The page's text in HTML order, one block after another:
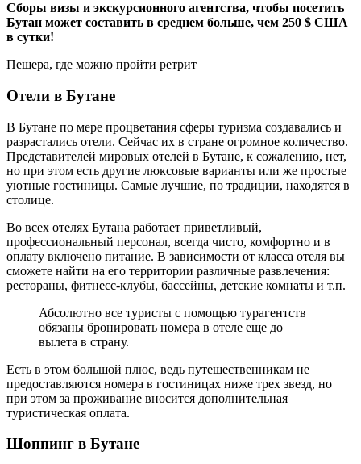
Сборы визы и экскурсионного агентства, чтобы посетить
Бутан может составить в среднем больше, чем 250 $ США
в сутки!
Пещера, где можно пройти ретрит
Отели в Бутане
В Бутане по мере процветания сферы туризма создавались и
разрастались отели. Сейчас их в стране огромное количество.
Представителей мировых отелей в Бутане, к сожалению, нет,
но при этом есть другие люксовые варианты или же простые
уютные гостиницы. Самые лучшие, по традиции, находятся в
столице.
Во всех отелях Бутана работает приветливый,
профессиональный персонал, всегда чисто, комфортно и в
оплату включено питание. В зависимости от класса отеля вы
сможете найти на его территории различные развлечения:
рестораны, фитнесс-клубы, бассейны, детские комнаты и т.п.
Абсолютно все туристы с помощью турагентств
обязаны бронировать номера в отеле еще до
вылета в страну.
Есть в этом большой плюс, ведь путешественникам не
предоставляются номера в гостиницах ниже трех звезд, но
при этом за проживание вносится дополнительная
туристическая оплата.
Шоппинг в Бутане